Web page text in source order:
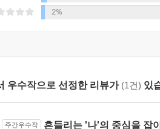
자신의 감정의 근원을 찾아가고 부
리고 다른 방식으로 말했더니 내가
고 복잡할 때마다 찾게 되는 심리 지
를 배우면 인간관계가 쉬워지다.
2%
우수작으로 선정한 리뷰가 (1건) 있
주간우수작 흔들리는 '나'의 중심을 잡